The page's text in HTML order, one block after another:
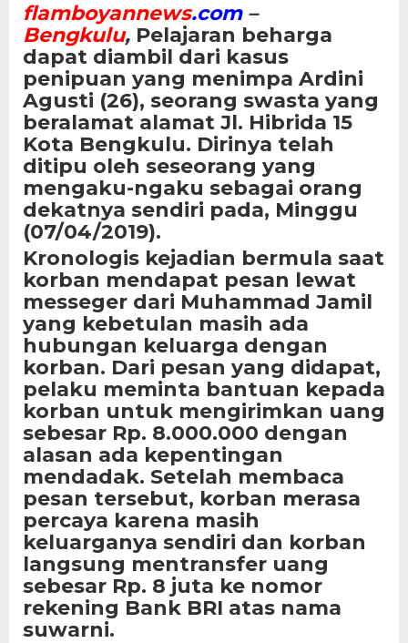
flamboyannews.com–
Bengkulu, Pelajaran beharga
dapat diambil dari kasus
penipuan yang menimpa Ardini
Agusti (26), seorang swasta yang
beralamat alamat Jl. Hibrida 15
Kota Bengkulu. Dirinya telah
ditipu oleh seseorang yang
mengaku-ngaku sebagai orang
dekatnya sendiri pada, Minggu
(07/04/2019).
Kronologis kejadian bermula saat
korban mendapat pesan lewat
messeger dari Muhammad Jamil
yang kebetulan masih ada
hubungan keluarga dengan
korban. Dari pesan yang didapat,
pelaku meminta bantuan kepada
korban untuk mengirimkan uang
sebesar Rp. 8.000.000 dengan
alasan ada kepentingan
mendadak. Setelah membaca
pesan tersebut, korban merasa
percaya karena masih
keluarganya sendiri dan korban
langsung mentransfer uang
sebesar Rp. 8 juta ke nomor
rekening Bank BRI atas nama
suwarni.